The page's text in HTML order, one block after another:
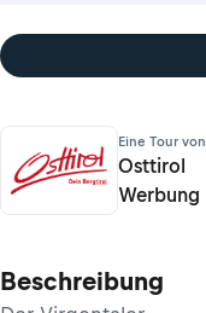
Eine Tour von
Osttirol
Werbung
Beschreibung